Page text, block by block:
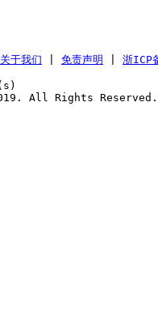
关于我们 免责声明 浙ICP